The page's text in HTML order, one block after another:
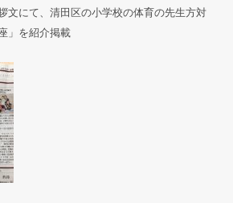
文にて、清田区の小学校の体育の先生方対
」を紹介掲載